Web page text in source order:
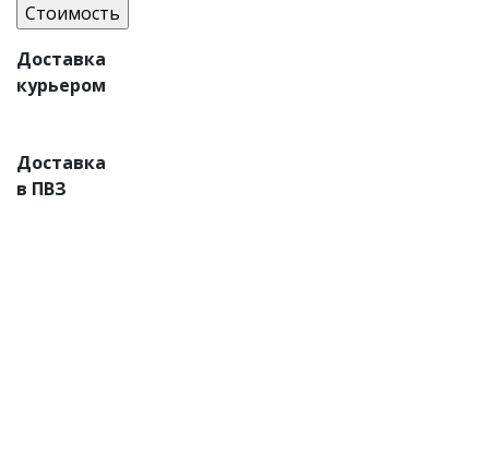
Доставка
курьером
Доставка
в ПВЗ